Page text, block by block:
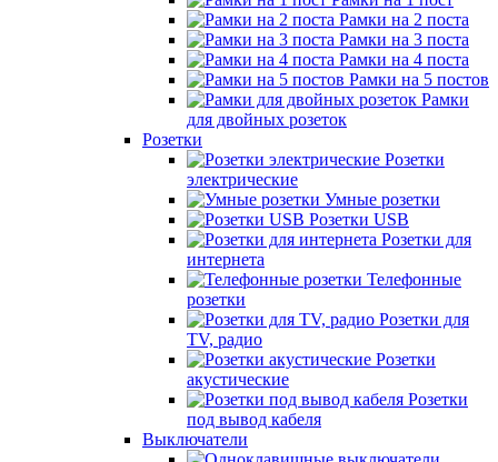
Рамки на 2 поста
Рамки на 3 поста
Рамки на 4 поста
Рамки на 5 постов
Рамки
для двойных розеток
Розетки
Розетки
электрические
Умные розетки
Розетки USB
Розетки для
интернета
Телефонные
розетки
Розетки для
TV, радио
Розетки
акустические
Розетки
под вывод кабеля
Выключатели